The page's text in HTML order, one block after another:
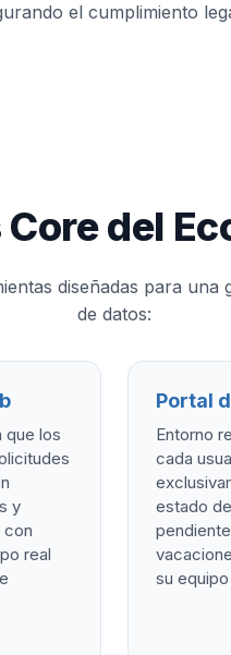
el cumplimiento
del
diseñadas para
de datos:
que los
y
con
real
Portal
Entorno
cada
estado
su